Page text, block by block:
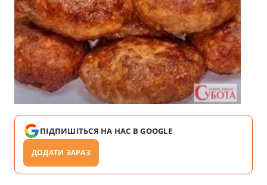
ПІДПИШІТЬСЯ НА НАС В GOOGLE
ДОДАТИ ЗАРАЗ